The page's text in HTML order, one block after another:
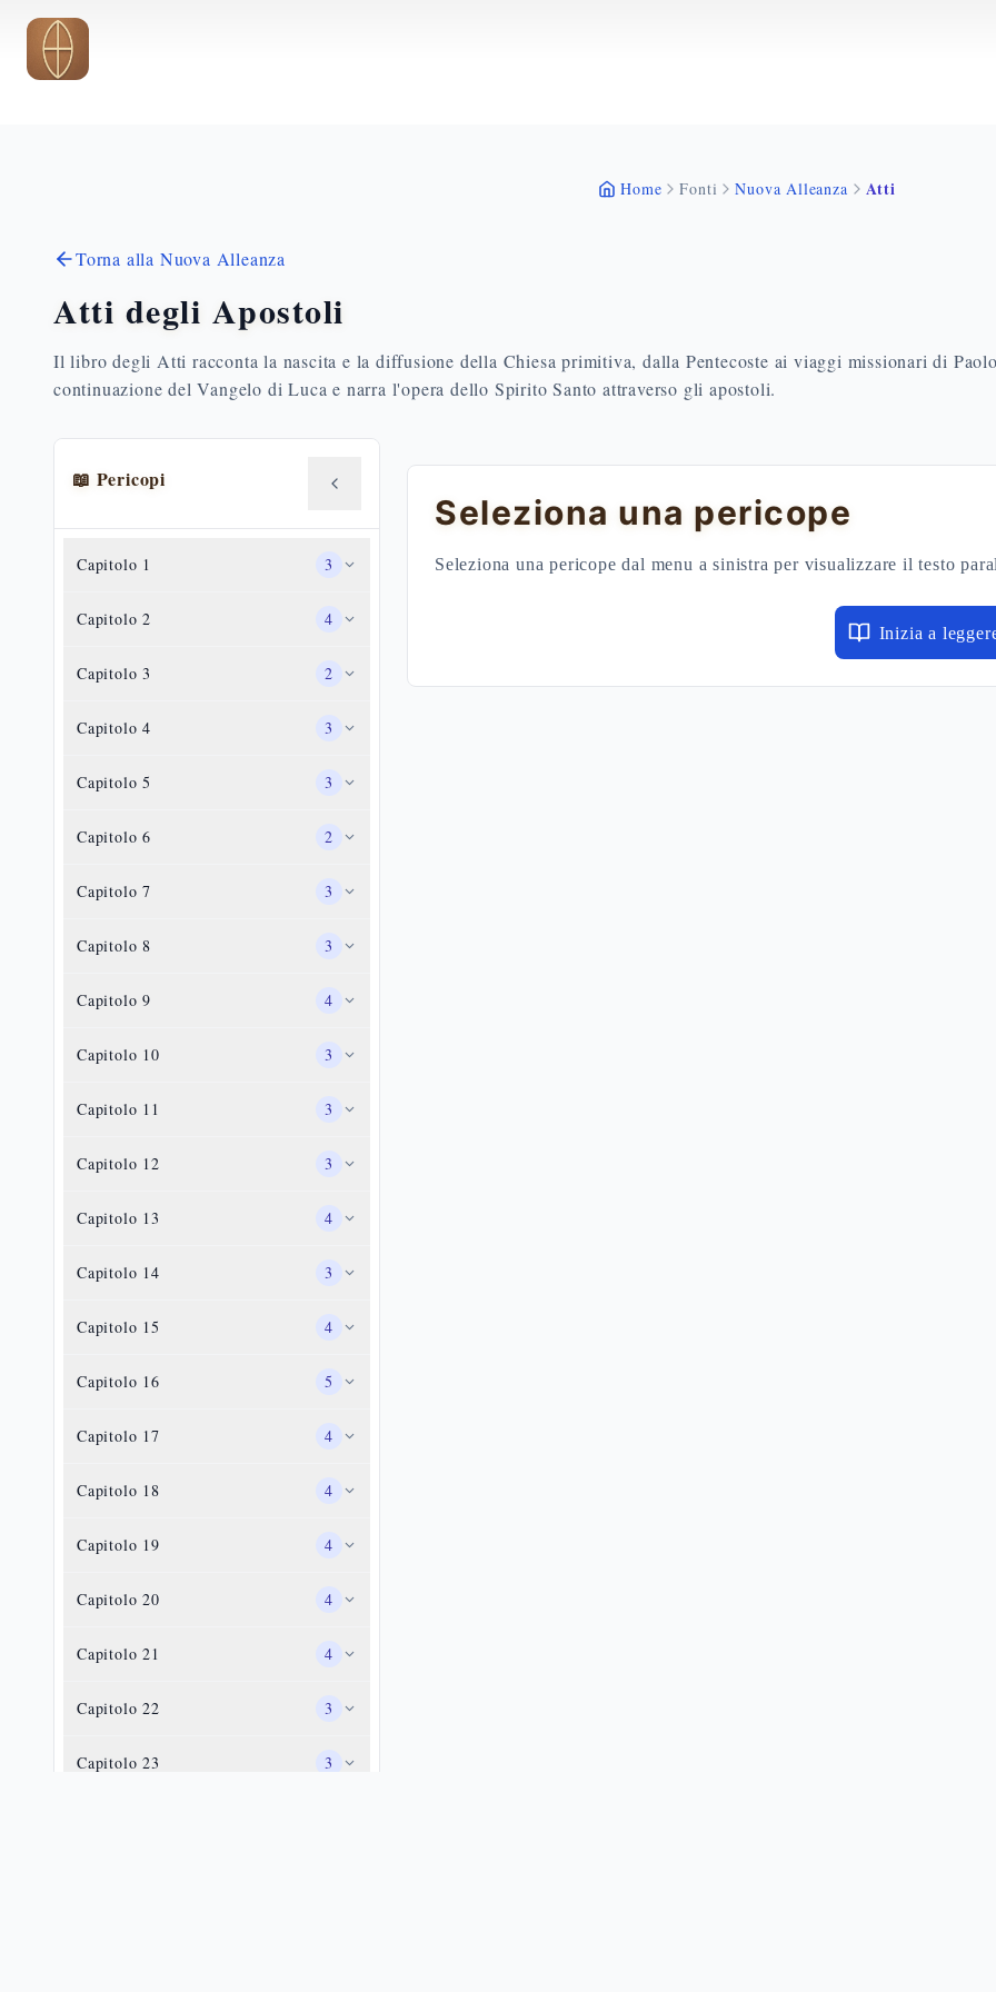
Vai al contenuto principale
Home Fonti Nuova Alleanza Atti
Torna alla Nuova Alleanza
Atti degli Apostoli
Il libro degli Atti racconta la nascita e la diffusione della Chiesa primitiva, dalla Pentecoste ai viaggi missionari di
continuazione del Vangelo di Luca e narra l'opera dello Spirito Santo attraverso gli apostoli.
📖 Pericopi
Capitolo 1 3
Capitolo2 4
Capitolo3 2
Capitolo4 3
Capitolo5 3
Capitolo6 2
Capitolo7 3
Capitolo8 3
Capitolo9 4
Capitolo 10 3
Capitolo 11 3
Capitolo 12 3
Capitolo 13 4
Capitolo 14 3
Capitolo 15 4
Capitolo 16 5
Capitolo 17 4
Capitolo 18 4
Capitolo 19 4
Capitolo20 4
Capitolo21 4
Capitolo22 3
Capitolo23 3
Seleziona una pericope
Seleziona una pericope dal menu a sinistra per visualizzare il testo
Inizia a